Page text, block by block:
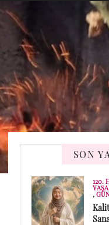
SON
120.
,